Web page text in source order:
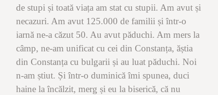
de stupi și toată viața am stat cu stupii. Am avut și
necazuri. Am avut 125.000 de familii și într-o
iarnă ne-a căzut 50. Au avut păduchi. Am mers la
câmp, ne-am unificat cu cei din Constanța, ăștia
din Constanța cu bulgarii și au luat păduchi. Noi
n-am știut. Și într-o duminică îmi spunea, duci
haine la încălzit, merg și eu la biserică, că nu